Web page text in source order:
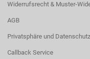
Widerrufsrecht & Muster-
AGB
Privatsphäre und Datenschutz
Callback Service